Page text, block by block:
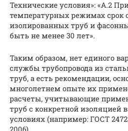
Технические условия»: «А.2
температурных режимах срок
изолированных труб и
быть не менее 30 лет».
Таким образом, нет единого
службы трубопровода из
труб, а есть рекомендации,
многолетнем опыте их
расчеты, учитывающие
труб с конкретной изоляцией
условиях (например: ГОСТ